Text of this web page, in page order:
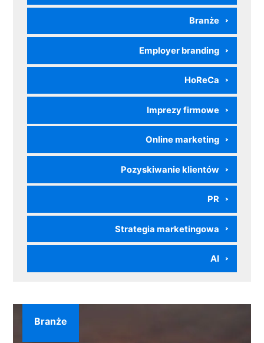
Branże
Employer branding
HoReCa
Imprezy firmowe
Online marketing
Pozyskiwanie klientów
PR
Strategia marketingowa
AI
Branże